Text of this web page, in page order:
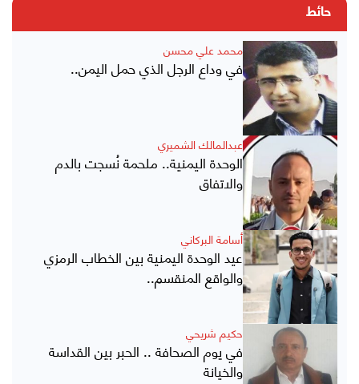
حائط
محمد علي محسن
في وداع الرجل الذي حمل اليمن..
عبدالمالك الشميري
الوحدة اليمنية.. ملحمة نُسجت بالدم
والاتفاق
أسامة البركاني
عيد الوحدة اليمنية بين الخطاب الرمزي
والواقع المنقسم..
حكيم شريحي
في يوم الصحافة .. الحبر بين القداسة
والخيانة